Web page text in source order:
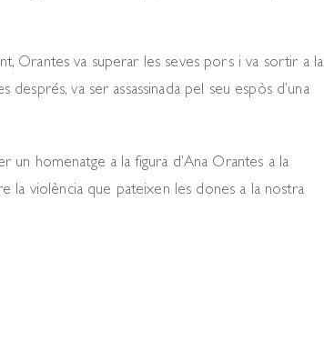
Orantes va superar les seves pors i va sortir a la
va ser assassinada pel seu espòs d’una
un homenatge a la figura d’Ana Orantes a la
la violència que pateixen les dones a la nostra